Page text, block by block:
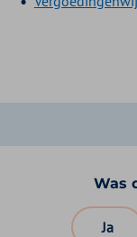
Was
Ja